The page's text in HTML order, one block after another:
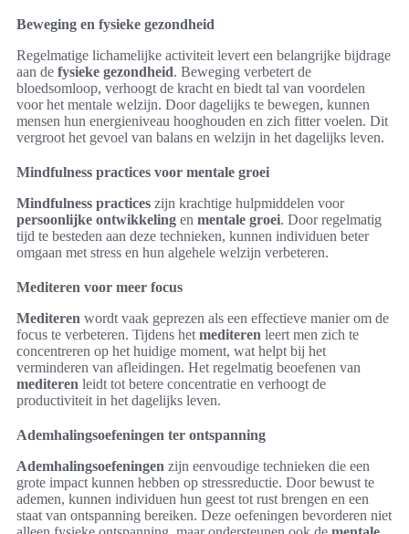
Beweging en fysieke gezondheid
Regelmatige lichamelijke activiteit levert een belangrijke bijdrage
aan de fysieke gezondheid. Beweging verbetert de
bloedsomloop, verhoogt de kracht en biedt tal van voordelen
voor het mentale welzijn. Door dagelijks te bewegen, kunnen
mensen hun energieniveau hooghouden en zich fitter voelen. Dit
vergroot het gevoel van balans en welzijn in het dagelijks leven.
Mindfulness practices voor mentale groei
Mindfulness practices zijn krachtige hulpmiddelen voor
persoonlijke ontwikkeling en mentale groei. Door regelmatig
tijd te besteden aan deze technieken, kunnen individuen beter
omgaan met stress en hun algehele welzijn verbeteren.
Mediteren voor meer focus
Mediteren wordt vaak geprezen als een effectieve manier om de
focus te verbeteren. Tijdens het mediteren leert men zich te
concentreren op het huidige moment, wat helpt bij het
verminderen van afleidingen. Het regelmatig beoefenen van
mediteren leidt tot betere concentratie en verhoogt de
productiviteit in het dagelijks leven.
Ademhalingsoefeningen ter ontspanning
Ademhalingsoefeningen zijn eenvoudige technieken die een
grote impact kunnen hebben op stressreductie. Door bewust te
ademen, kunnen individuen hun geest tot rust brengen en een
staat van ontspanning bereiken. Deze oefeningen bevorderen niet